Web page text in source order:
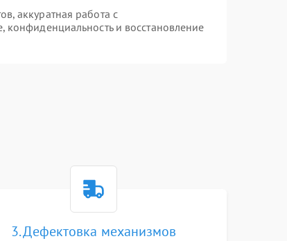
аккуратная работа с
и восстановление
3. Дефектовка механизмов